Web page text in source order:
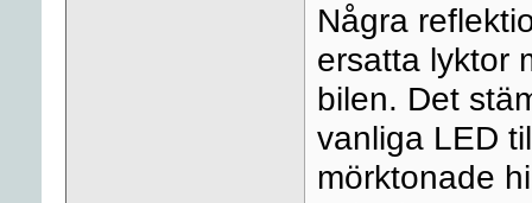
Några
ersatta lyktor
bilen. Det
vanliga LED
mörktonade